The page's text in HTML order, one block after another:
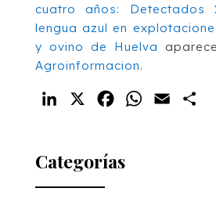
cuatro años: Detectados
lengua azul en
y ovino de Huelva
Agroinformacion.
LinkedIn FacebookWhatsApp
Email
Categorías